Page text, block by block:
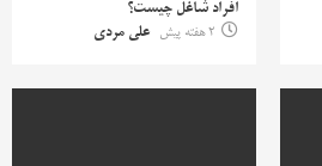
افراد شاغل چیست؟
2 هفته پیش
علی مردی